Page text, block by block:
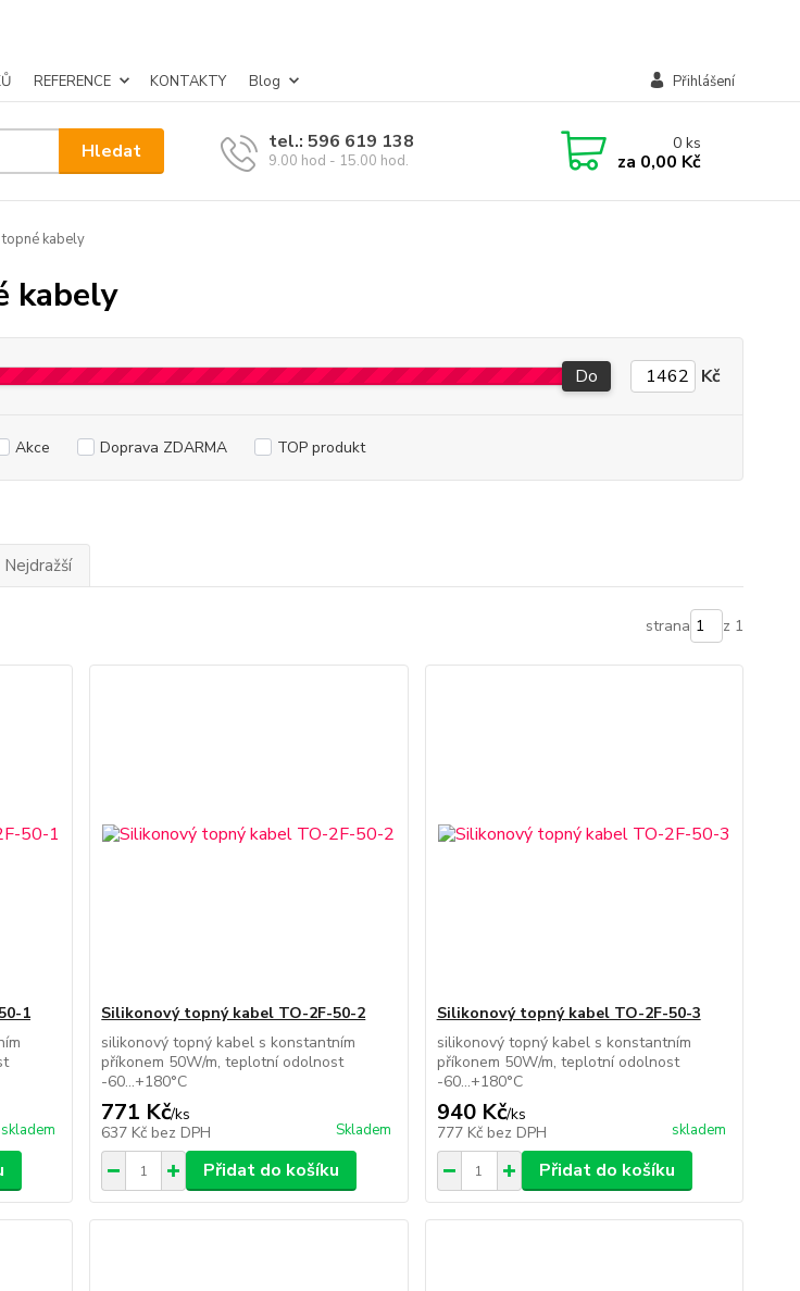
REFERENCE KONTAKTY Blog Přihlášení
Hledat tel.: 596 619 138
9.00 hod - 15.00 hod.
0ks
za 0,00 Kč
kabely
kabely
Do Kč
Akce Doprava ZDARMA TOP produkt
Nejdražší
strana z 1
1
skladem
Silikonový topný kabel TO-2F-50-2
silikonový topný kabel s konstantním
příkonem 50W/m, teplotní odolnost
-60...+180°C
771 Kč/ks
637 Kč bez DPH Skladem
Přidat do košíku
Silikonový topný kabel TO-2F-50-3
silikonový topný kabel s konstantním
příkonem 50W/m, teplotní odolnost
-60...+180°C
940 Kč/ks
777 Kč bez DPH skladem
Přidat do košíku